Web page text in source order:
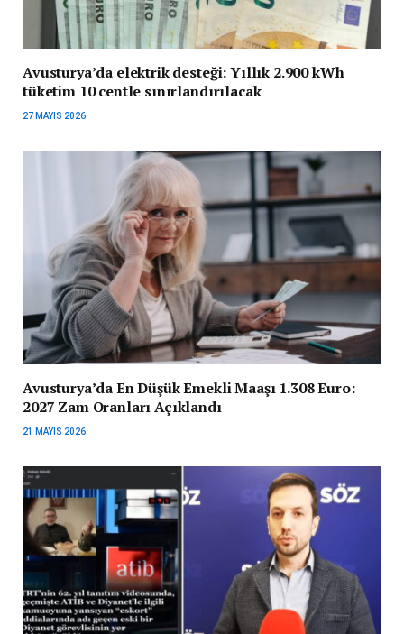
Avusturya’da elektrik desteği: Yıllık 2.900 kWh
tüketim 10 centle sınırlandırılacak
27 MAYIS 2026
Avusturya’da En Düşük Emekli Maaşı 1.308 Euro:
2027 Zam Oranları Açıklandı
21 MAYIS 2026